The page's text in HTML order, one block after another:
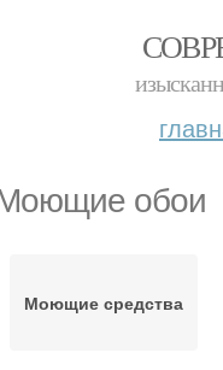
обои
Моющие средства